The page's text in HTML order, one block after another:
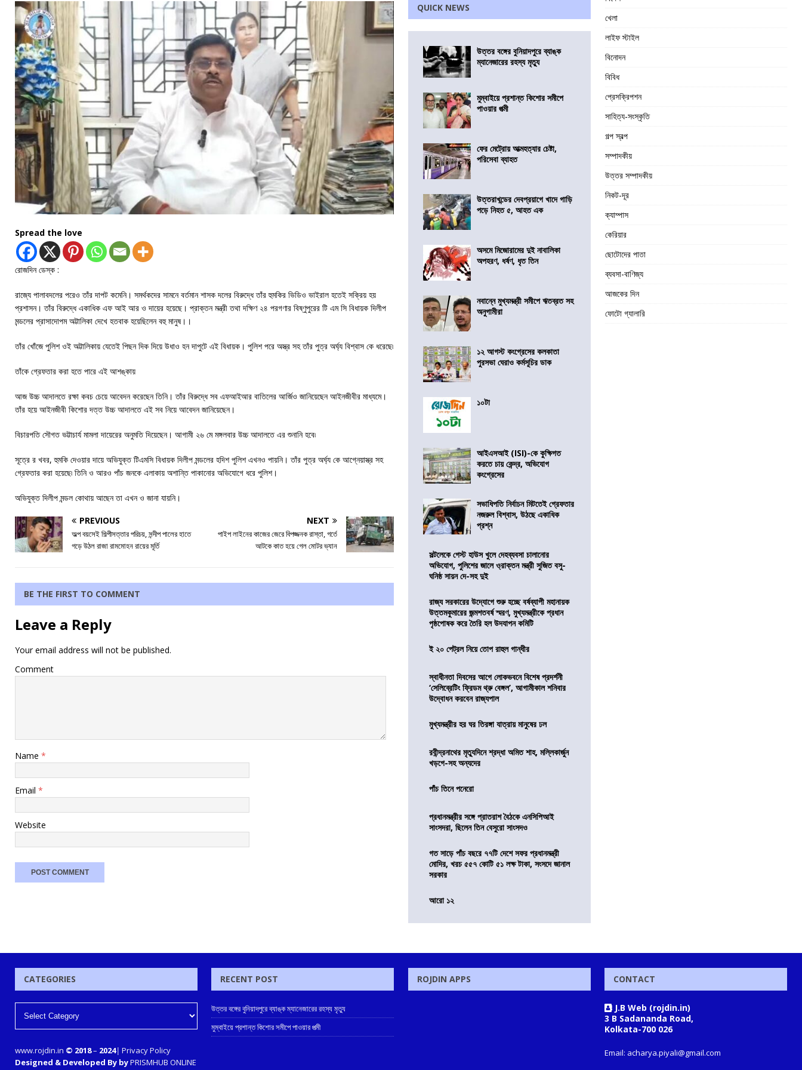
Spread the love
রোজদিন ডেস্ক :
রাজ্যে পালাবদলের পরেও তাঁর দাপট কমেনি। সমর্থকদের সামনে বর্তমান শাসক দলের বিরুদ্ধে তাঁর হুমকির ভিডিও ভাইরাল হতেই সক্রিয় হয়
প্রশাসন। তাঁর বিরুদ্ধে একাধিক এফ আই আর ও দায়ের হয়েছে। প্রাক্তন মন্ত্রী তথা দক্ষিণ ২৪ পরগণার বিষ্ণুপুরের টি এম সি বিধায়ক দিলীপ
মন্ডলের প্রাসাদোপম অট্টালিকা দেখে হতবাক হয়েছিলেন বহু মানুষ।।
তাঁর খোঁজে পুলিশ ওই অট্টালিকায় যেতেই পিছন দিক দিয়ে উধাও হন দাপুটে এই বিধায়ক। পুলিশ পরে অস্ত্র সহ তাঁর পুত্র অর্ঘ্য বিশ্বাস কে ধরেছে৷
তাঁকে গ্রেফতার করা হতে পারে এই আশঙ্কায়
আজ উচ্চ আদালতে রক্ষা কবচ চেয়ে আবেদন করেছেন তিনি। তাঁর বিরুদ্ধে সব এফআইআর বাতিলের আর্জিও জানিয়েছেন আইনজীবীর মাধ্যমে।
তাঁর হয়ে আইনজীবী কিশোর দত্ত উচ্চ আদালতে এই সব নিয়ে আবেদন জানিয়েছেন।
বিচারপতি সৌগত ভট্টাচার্য মামলা দায়েরের অনুমতি দিয়েছেন। আগামী ২৬ মে মঙ্গলবার উচ্চ আদালতে এর শুনানি হবে৷
সূত্রে র খবর, হুমকি দেওয়ার দায়ে অভিযুক্ত টিএমসি বিধায়ক দিলীপ মন্ডলের হদিশ পুলিশ এখনও পায়নি। তাঁর পুত্র অর্ঘ্য কে আগ্নেয়াস্ত্র সহ
গ্রেফতার করা হয়েছে৷ তিনি ও আরও পাঁচ জনকে এলাকায় অশান্তি পাকানোর অভিযোগে ধরে পুলিশ।
অভিযুক্ত দিলীপ মন্ডল কোথায় আছেন তা এখন ও জানা যায়নি।
PREVIOUS
অল্প বয়সেই শিল্পীসত্তার পরিচয়, সন্দীপ পালের হাতে
গড়ে উঠল রাজা রামমোহন রায়ের মূর্তি
NEXT
পাইপ লাইনের কাজের জেরে বিপজ্জনক রাস্তা, গর্তে
আটকে কাত হয়ে গেল মোটর ভ্যান
BE THE FIRST TO COMMENT
Leave a Reply
Your email address will not be published.
Comment
Name *
Email *
Website
QUICK NEWS
উত্তর বঙ্গের বুনিয়াদপুরে ব্যাঙ্ক
ম্যানেজারের রহস্য মৃত্যু
মুম্বাইয়ে প্রশান্ত কিশোর সমীপে
পাওয়ার পত্মী
ফের মেট্রোয় আত্মহত্যার চেষ্টা,
পরিসেবা ব্যাহত
উত্তরাখন্ডের দেবপ্রয়াগে খাদে গাড়ি
পড়ে নিহত ৫, আহত এক
অসমে মিজোরামের দুই নাবালিকা
অপহরণ, ধর্ষণ, ধৃত তিন
নবান্নে মুখ্যমন্ত্রী সমীপে ঋতব্রত সহ
অনুগামীরা
১২ আগস্ট কংগ্রেসের কলকাতা
পুরসভা ঘেরাও কর্মসূচির ডাক
১০টা
আইএসআই (ISI)-কে কুক্ষিগত
করতে চায় কেন্দ্র, অভিযোগ
কংগ্রেসের
সভাধিপতি নির্বাচন মিটতেই গ্রেফতার
নজরুল বিশ্বাস, উঠছে একাধিক
প্রশ্ন
সল্টলেকে গেস্ট হাউস খুলে দেহব্যবসা চালানোর
অভিযোগ, পুলিশের জালে ও্রাক্তন মন্ত্রী সুজিত বসু-
ঘনিষ্ঠ সায়ন দে-সহ দুই
রাজ্য সরকারের উদ্যোগে শুরু হচ্ছে বর্ষব্যাপী মহানায়ক
উত্তমকুমারের জন্মশতবর্ষ স্মরণ, মুখ্যমন্ত্রীকে প্রধান
পৃষ্ঠপোষক করে তৈরি হল উদযাপন কমিটি
ই ২০ পেট্রল নিয়ে তোপ রাহুল গান্ধীর
স্বাধীনতা দিবসের আগে লোকভবনে বিশেষ প্রদর্শনী
‘সেলিব্রেটিং ফ্রিডম থ্রু বেঙ্গল’, আগামীকাল শনিবার
উদ্বোধন করবেন রাজ্যপাল
মুখ্যমন্ত্রীর হর ঘর তিরঙ্গা যাত্রায় মানুষের ঢল
রবীন্দ্রনাথের মৃত্যুদিনে শ্রদ্ধা অমিত শাহ, মল্লিকার্জুন
খড়গে-সহ অন্যদের
পাঁচ তিনে পনেরো
প্রধানমন্ত্রীর সঙ্গে প্রাতরাশ বৈঠকে এনসিপিআই
সাংসদরা, ছিলেন তিন বেসুরো সাংসদও
গত সাড়ে পাঁচ বছরে ৭৭টি দেশে সফর প্রধানমন্ত্রী
মোদির, খরচ ৫৫৭ কোটি ৫১ লক্ষ টাকা, সংসদে জানাল
সরকার
আরো ১২
খেলা
লাইফ স্টাইল
বিনোদন
বিবিধ
প্রেসক্রিপশন
সাহিত্য-সংস্কৃতি
গল্প স্বল্প
সম্পাদকীয়
উত্তর সম্পাদকীয়
নিকট-দূর
ক্যাম্পাস
কেরিয়ার
ছোটোদের পাতা
ব্যবসা-বাণিজ্য
আজকের দিন
ফোটো গ্যালারি
CATEGORIES
www.rojdin.in © 2018– 2024| Privacy Policy
Designed & Developed By byPRISMHUB ONLINE
RECENT POST
উত্তর বঙ্গের বুনিয়াদপুরে ব্যাঙ্ক ম্যানেজারের রহস্য মৃত্যু
মুম্বাইয়ে প্রশান্ত কিশোর সমীপে পাওয়ার পত্মী
ROJDIN APPS CONTACT
J.B Web (rojdin.in)
3 B Sadananda Road,
Kolkata-700 026
Email: acharya.piyali@gmail.com